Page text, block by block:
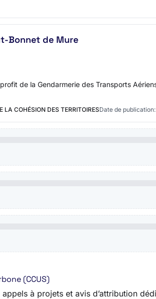
Bonnet de Mure
de la Gendarmerie des Transports
LA COHÉSION DES TERRITOIRESDate de publication:
(CCUS)
à projets et avis d’attribution